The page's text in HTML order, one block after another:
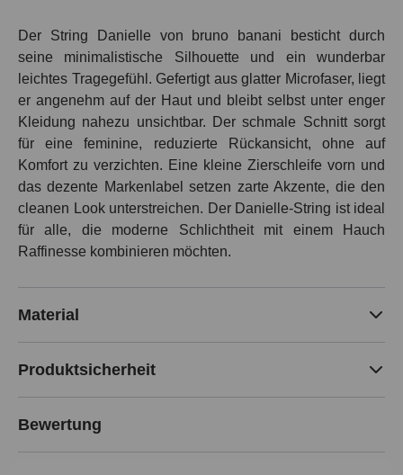
Der String Danielle von bruno banani besticht durch
seine minimalistische Silhouette und ein wunderbar
leichtes Tragegefühl. Gefertigt aus glatter Microfaser, liegt
er angenehm auf der Haut und bleibt selbst unter enger
Kleidung nahezu unsichtbar. Der schmale Schnitt sorgt
für eine feminine, reduzierte Rückansicht, ohne auf
Komfort zu verzichten. Eine kleine Zierschleife vorn und
das dezente Markenlabel setzen zarte Akzente, die den
cleanen Look unterstreichen. Der Danielle-String ist ideal
für alle, die moderne Schlichtheit mit einem Hauch
Raffinesse kombinieren möchten.
Material
Produktsicherheit
Bewertung